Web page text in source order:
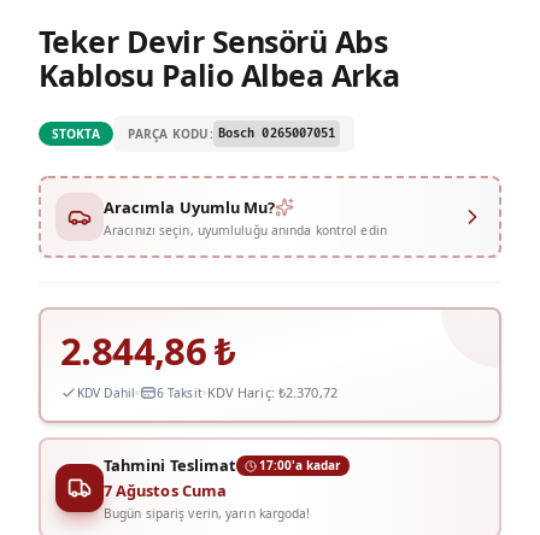
Teker Devir Sensörü Abs
Kablosu Palio Albea Arka
STOKTA PARÇA KODU: Bosch 0265007051
Aracımla Uyumlu Mu?
Aracınızı seçin, uyumluluğu anında kontrol edin
2.844,86₺
KDV Dahil 6 Taksit KDV Hariç: ₺2.370,72
Tahmini Teslimat 17:00'a kadar
7 Ağustos Cuma
Bugün sipariş verin, yarın kargoda!